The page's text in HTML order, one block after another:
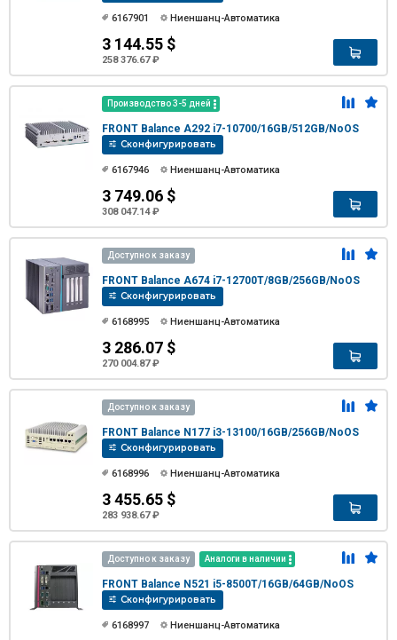
6167901 Ниеншанц-Автоматика
3 144.55 $
258 376.67 ₽
Производство 3-5 дней
FRONT Balance A292 i7-10700/16GB/512GB/NoOS
Сконфигурировать
6167946 Ниеншанц-Автоматика
3 749.06 $
308 047.14 ₽
Доступно к заказу
FRONT Balance A674 i7-12700T/8GB/256GB/NoOS
Сконфигурировать
6168995 Ниеншанц-Автоматика
3 286.07 $
270 004.87 ₽
Доступно к заказу
FRONT Balance N177 i3-13100/16GB/256GB/NoOS
Сконфигурировать
6168996 Ниеншанц-Автоматика
3 455.65 $
283 938.67 ₽
Доступно к заказу Аналоги в наличии
FRONT Balance N521 i5-8500T/16GB/64GB/NoOS
Сконфигурировать
6168997 Ниеншанц-Автоматика